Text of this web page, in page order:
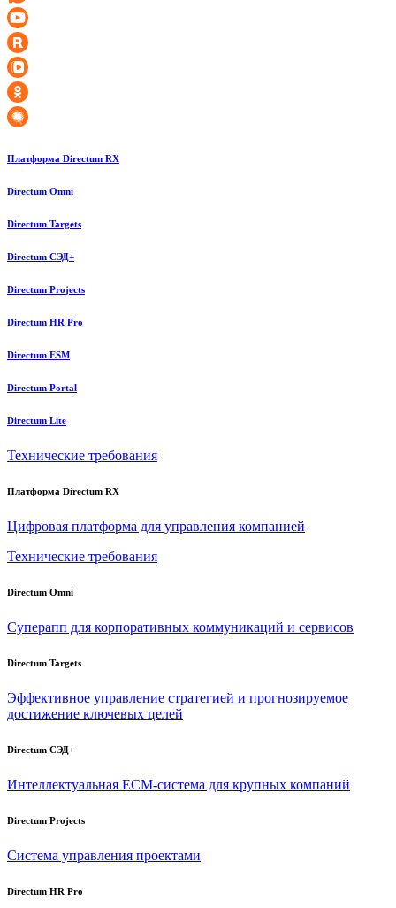
Платформа Directum RX
Directum Omni
Directum Targets
Directum СЭД+
Directum Projects
Directum HR Pro
Directum ESM
Directum Portal
Directum Lite
Технические требования
Платформа Directum RX
Цифровая платформа для управления компанией
Технические требования
Directum Omni
Суперапп для корпоративных коммуникаций и сервисов
Directum Targets
Эффективное управление стратегией и прогнозируемое
достижение ключевых целей
Directum СЭД+
Интеллектуальная ECM-система для крупных компаний
Directum Projects
Система управления проектами
Directum HR Pro